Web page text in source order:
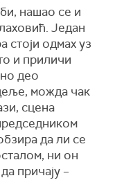
нашао се и
Један
стоји одмах уз
и приличи
део
можда чак
сцена
да ли се
ни он
причају –